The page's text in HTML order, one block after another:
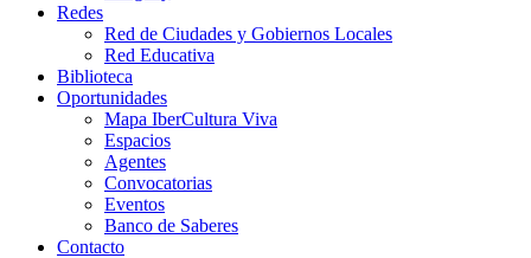
Redes
Red de Ciudades y Gobiernos Locales
Red Educativa
Biblioteca
Oportunidades
Mapa IberCultura Viva
Espacios
Agentes
Convocatorias
Eventos
Banco de Saberes
Contacto